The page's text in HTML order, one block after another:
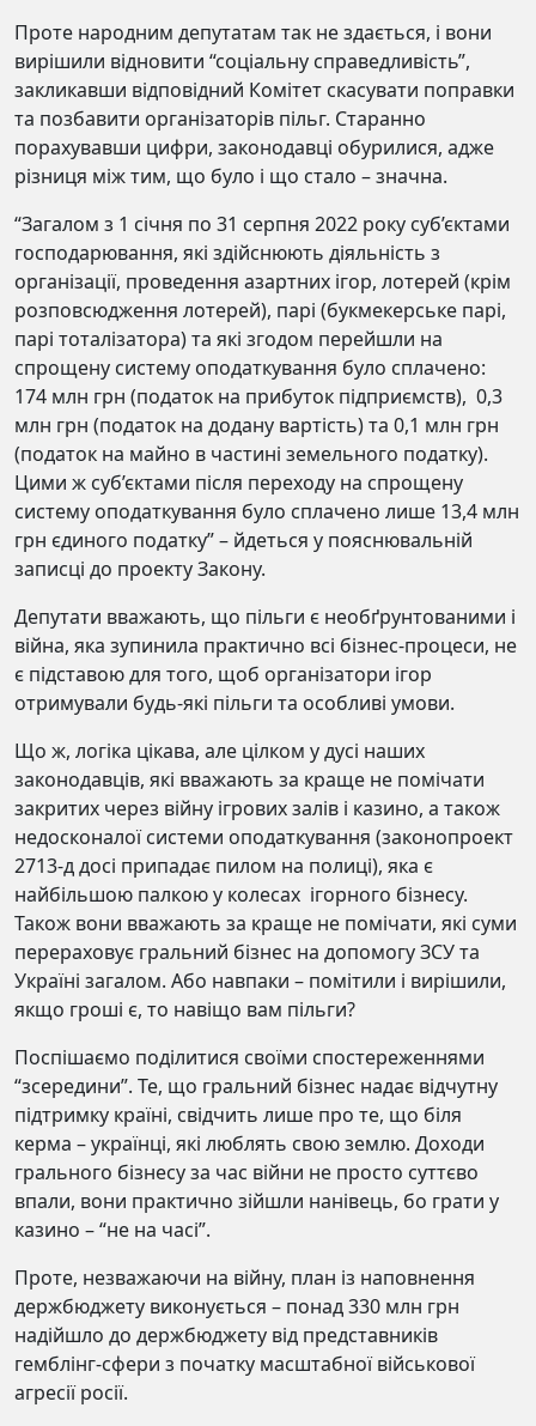
Проте народним депутатам так не здається, і вони
вирішили відновити “соціальну справедливість”,
закликавши відповідний Комітет скасувати поправки
та позбавити організаторів пільг. Старанно
порахувавши цифри, законодавці обурилися, адже
різниця між тим, що було і що стало – значна.
“Загалом з 1 січня по 31 серпня 2022 року суб’єктами
господарювання, які здійснюють діяльність з
організації, проведення азартних ігор, лотерей (крім
розповсюдження лотерей), парі (букмекерське парі,
парі тоталізатора) та які згодом перейшли на
спрощену систему оподаткування було сплачено:
174 млн грн (податок на прибуток підприємств), 0,3
млн грн (податок на додану вартість) та 0,1 млн грн
(податок на майно в частині земельного податку).
Цими ж суб’єктами після переходу на спрощену
систему оподаткування було сплачено лише 13,4 млн
грн єдиного податку” – йдеться у пояснювальній
записці до проекту Закону.
Депутати вважають, що пільги є необґрунтованими і
війна, яка зупинила практично всі бізнес-процеси, не
є підставою для того, щоб організатори ігор
отримували будь-які пільги та особливі умови.
Що ж, логіка цікава, але цілком у дусі наших
законодавців, які вважають за краще не помічати
закритих через війну ігрових залів і казино, а також
недосконалої системи оподаткування (законопроект
2713-д досі припадає пилом на полиці), яка є
найбільшою палкою у колесах ігорного бізнесу.
Також вони вважають за краще не помічати, які суми
перераховує гральний бізнес на допомогу ЗСУ та
Україні загалом. Або навпаки – помітили і вирішили,
якщо гроші є, то навіщо вам пільги?
Поспішаємо поділитися своїми спостереженнями
“зсередини”. Те, що гральний бізнес надає відчутну
підтримку країні, свідчить лише про те, що біля
керма – українці, які люблять свою землю. Доходи
грального бізнесу за час війни не просто суттєво
впали, вони практично зійшли нанівець, бо грати у
казино – “не на часі”.
Проте, незважаючи на війну, план із наповнення
держбюджету виконується – понад 330 млн грн
надійшло до держбюджету від представників
гемблінг-сфери з початку масштабної військової
агресії росії.